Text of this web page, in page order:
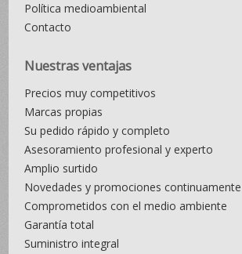
Política medioambiental
Contacto
Nuestras ventajas
Precios muy competitivos
Marcas propias
Su pedido rápido y completo
Asesoramiento profesional y experto
Amplio surtido
Novedades y promociones continuamente
Comprometidos con el medio ambiente
Garantía total
Suministro integral